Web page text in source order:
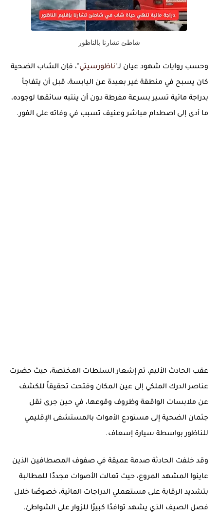
شاطئ تشارنا بالناظور
وحسب روايات شهود عيان لـ"ناظورسيتي"، فإن الشاب الضحية
كان يسبح في منطقة غير بعيدة عن اليابسة، قبل أن يتفاجأ
بدراجة مائية تسير بسرعة مفرطة دون أن ينتبه سائقها لوجوده،
ما أدى إلى اصطدام مباشر وعنيف تسبب في وفاته على الفور.
عقب الحادث الأليم، تم إشعار السلطات المختصة، حيث حضرت
عناصر الدرك الملكي إلى عين المكان وفتحت تحقيقاً للكشف
عن ملابسات الواقعة وظروف وقوعها، في حين جرى نقل
جثمان الضحية إلى مستودع الأموات بالمستشفى الإقليمي
للناظور بواسطة سيارة إسعاف.
وقد خلفت الحادثة صدمة عميقة في صفوف المصطافين الذين
عاينوا المشهد المروع، حيث تعالت الأصوات مجددًا للمطالبة
بتشديد الرقابة على مستعملي الدراجات المائية، خصوصًا خلال
فصل الصيف الذي يشهد توافدًا كبيرًا للزوار على الشواطئ.